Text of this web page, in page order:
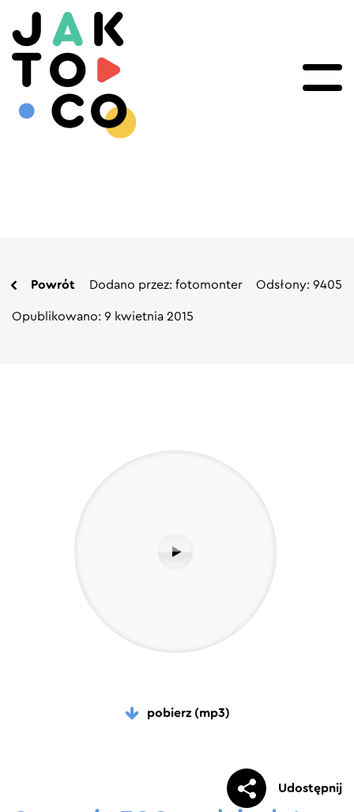
Powrót Dodano przez: fotomonter Odsłony: 9405
Opublikowano: 9 kwietnia 2015
pobierz (mp3)
Udostępnij